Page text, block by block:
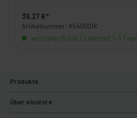
39,27 €*
Artikelnummer: K54G001K
verfügbar (8 Stk.), Lieferzeit 1-3 Tage
Produkte
Über elostore